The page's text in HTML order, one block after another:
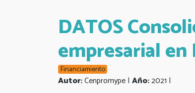
DATOS
empresarial en
Financiamiento
Autor:Cenpromype | Año:2021 |